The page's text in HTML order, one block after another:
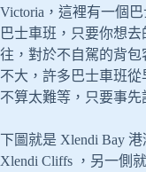
Victoria，這裡有一個
巴士車班，只要你想
往，對於不自駕的背包
不大，許多巴士車班
不算太難等，只要事先
下圖就是 Xlendi Bay
Xlendi Cliffs ，另一側